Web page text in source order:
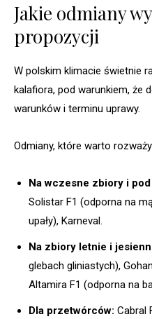
Jakie odmiany
propozycji
W polskim klimacie świetnie
kalafiora, pod warunkiem, że
warunków i terminu uprawy.
Odmiany, które warto
Na wczesne zbiory i pod
Solistar F1 (odporna na
upały), Karneval.
Na zbiory letnie i
glebach gliniastych),
Altamira F1 (odporna na
Dla przetwórców: Cabral